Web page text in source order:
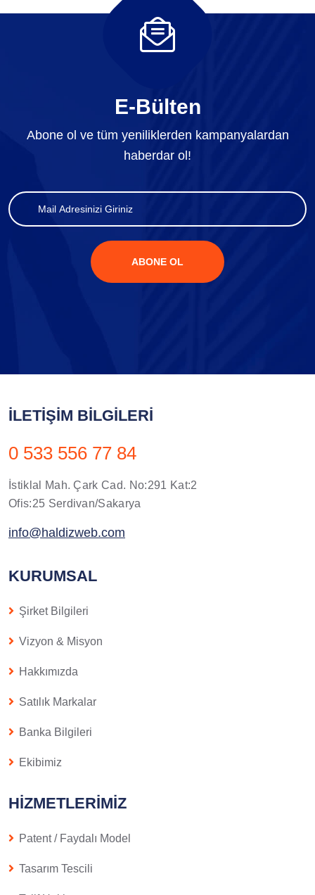
E-Bülten
Abone ol ve tüm yeniliklerden kampanyalardan
haberdar ol!
ABONE OL
İLETIŞIM BILGILERI
0 533 556 77 84
İstiklal Mah. Çark Cad. No:291 Kat:2
Ofis:25 Serdivan/Sakarya
info@haldizweb.com
KURUMSAL
Şirket Bilgileri
Vizyon & Misyon
Hakkımızda
Satılık Markalar
Banka Bilgileri
Ekibimiz
HIZMETLERIMIZ
Patent / Faydalı Model
Tasarım Tescili